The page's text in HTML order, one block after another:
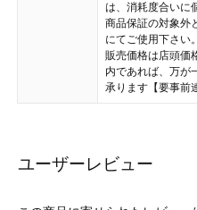
は、消耗度合いに
商品保証の対象外
にてご使用下さい
販売価格は店頭価
内であれば、万が
承ります【要事前
ユーザーレビュー